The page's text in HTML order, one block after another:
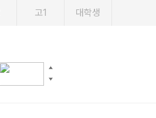
고1 대학생